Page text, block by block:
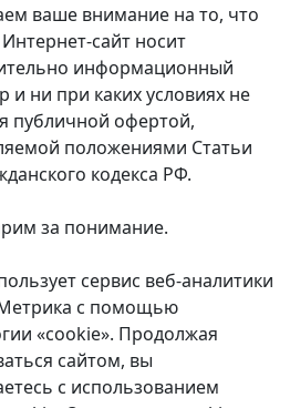
ваше внимание на то, что
сайт носит
информационный
и ни при каких условиях не
публичной офертой,
положениями Статьи
кодекса РФ.
за понимание.
сервис веб-аналитики
с помощью
«cookie». Продолжая
сайтом, вы
с использованием